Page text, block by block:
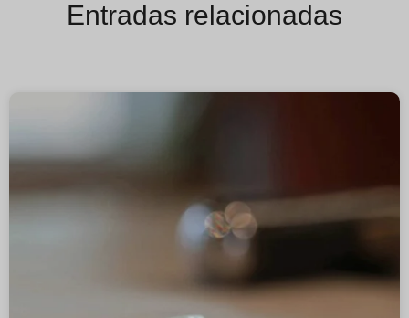
Entradas relacionadas